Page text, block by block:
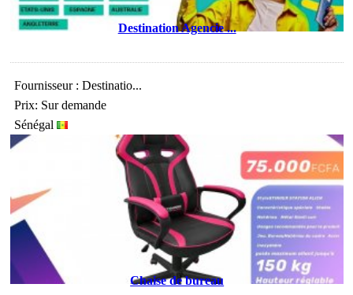
Destination Agencie ...
Fournisseur : Destinatio...
Prix: Sur demande
Sénégal
Chaise de bureau